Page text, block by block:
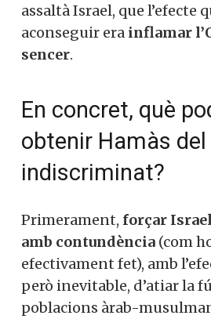
assaltà Israel, que l’efecte
aconseguir era inflamar
sencer.
En concret, què
obtenir Hamàs
indiscriminat?
Primerament, forçar
amb contundència (com
efectivament fet), amb
però inevitable, d’atiar la
poblacions àrab-